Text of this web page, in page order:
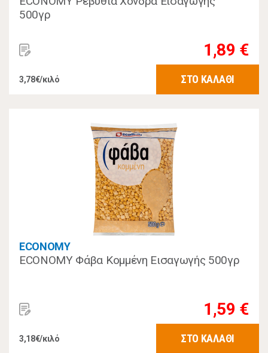
500γρ
1,89 €
3,78€/κιλό ΣΤΟ ΚΑΛΑΘΙ
ECONOMY
ECONOMY Φάβα Κομμένη Εισαγωγής 500γρ
1,59 €
3,18€/κιλό ΣΤΟ ΚΑΛΑΘΙ